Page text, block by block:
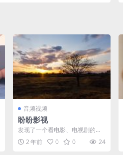
音频视频
盼盼影视
发现了一个看电影、电视剧的好
地方 https://video.panpan.or...
2 年前 0 0 24